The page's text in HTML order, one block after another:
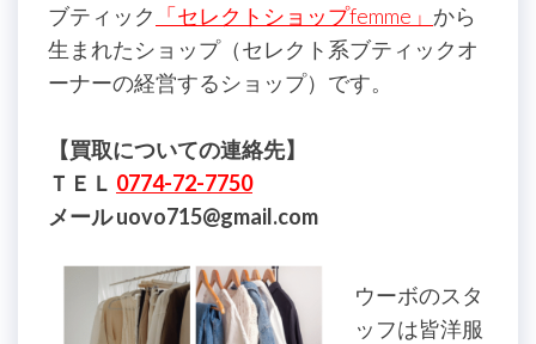
ブティック 「セレクトショップfemme」 から
生まれたショップ（セレクト系ブティックオ
ーナーの経営するショップ）です。
【買取についての連絡先】
ＴＥＬ 0774-72-7750
メール uovo715@gmail.com
ウーボのスタ
ッフは皆洋服